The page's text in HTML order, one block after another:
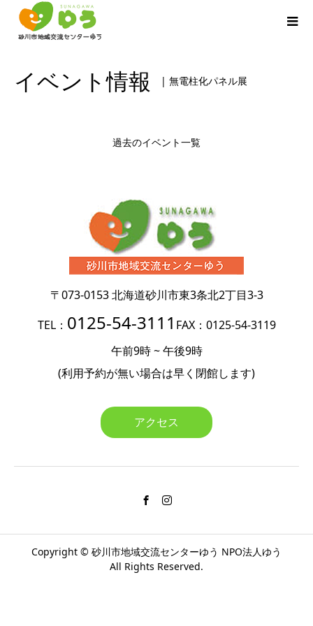
イベント情報 | 無電柱化パネル展
過去のイベント一覧
〒073-0153北海道砂川市東3条北2丁目3-3
TEL： 0125-54-3111 FAX：0125-54-3119
午前9時 ~ 午後9時
(利用予約が無い場合は早く閉館します)
アクセス
Copyright © 砂川市地域交流センターゆう NPO法人ゆう
All Rights Reserved.